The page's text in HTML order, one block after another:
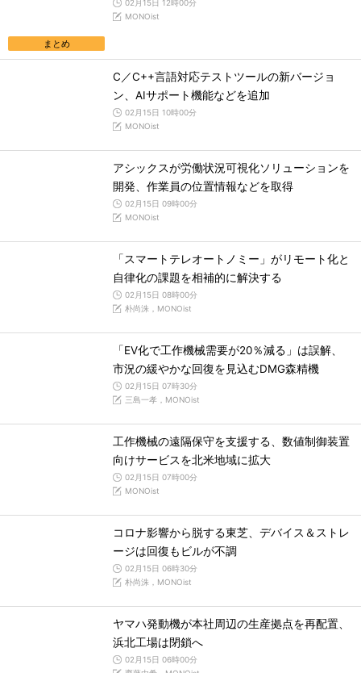
まとめ
02月15日 12時00分
MONOist
C／C++言語対応テストツールの新バージョ
ン、AIサポート機能などを追加
02月15日 10時00分
MONOist
アシックスが労働状況可視化ソリューションを
開発、作業員の位置情報などを取得
02月15日 09時00分
MONOist
「スマートテレオートノミー」がリモート化と
自律化の課題を相補的に解決する
02月15日 08時00分
朴尚洙，MONOist
「EV化で工作機械需要が20％減る」は誤解、
市況の緩やかな回復を見込むDMG森精機
02月15日 07時30分
三島一孝，MONOist
工作機械の遠隔保守を支援する、数値制御装置
向けサービスを北米地域に拡大
02月15日 07時00分
MONOist
コロナ影響から脱する東芝、デバイス＆ストレ
ージは回復もビルが不調
02月15日 06時30分
朴尚洙，MONOist
ヤマハ発動機が本社周辺の生産拠点を再配置、
浜北工場は閉鎖へ
02月15日 06時00分